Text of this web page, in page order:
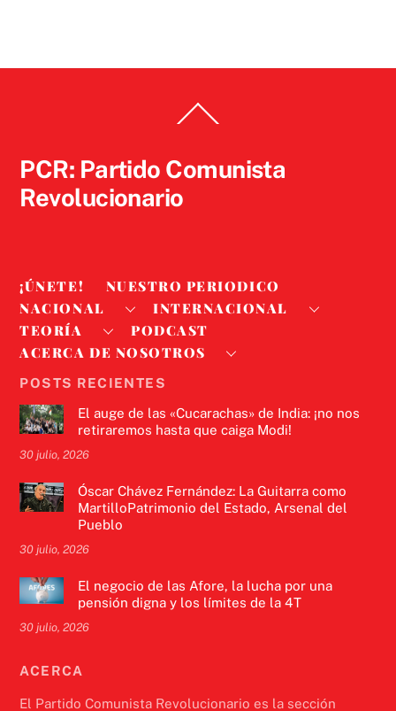
To
PCR: Partido Comunista
Revolucionario
¡ÚNETE!
NUESTRO PERIODICO
NACIONAL
INTERNACIONAL
TEORÍA
PODCAST
ACERCA DE NOSOTROS
POSTS RECIENTES
El auge de las «Cucarachas» de India: ¡no nos
retiraremos hasta que caiga Modi!
30 julio, 2026
Óscar Chávez Fernández: La Guitarra como
MartilloPatrimonio del Estado, Arsenal del
Pueblo
30 julio, 2026
El negocio de las Afore, la lucha por una
pensión digna y los límites de la 4T
30 julio, 2026
ACERCA
El Partido Comunista Revolucionario es la sección